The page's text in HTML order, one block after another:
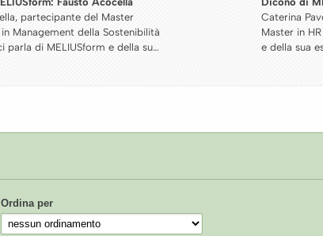
Caterina Pavese, partecipante dell'Executive
Master in HR Psicologi ci parla di MELIUSform
e della sua esperienza
Ordina per